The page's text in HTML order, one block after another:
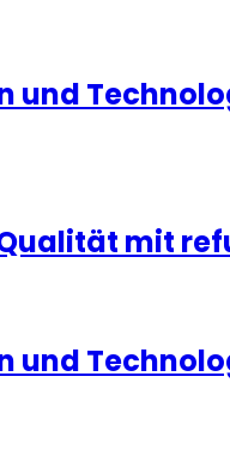
und
mit
und